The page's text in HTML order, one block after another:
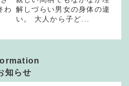
わ
解しづらい男女の身体の違
い。 大人から子ど...
知らせ